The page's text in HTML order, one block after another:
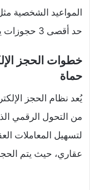
المواعيد الشخصية مثل
حد أقصى 3 حجوزات يوميًا لكل خدمة.
خطوات الحجز
حماة
يُعد نظام الحجز
لتسهيل المعاملات
عقاري، حيث يتم